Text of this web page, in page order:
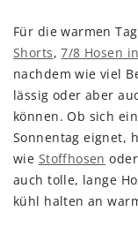
Für die warmen
Shorts,7/8 Hosen
nachdem wie viel
lässig oder aber
können. Ob sich
Sonnentag eignet,
wie Stoffhosen oder
auch tolle, lange
kühl halten an